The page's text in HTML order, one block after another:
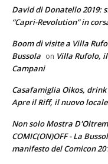
David di Donatello 2019:
“Capri-Revolution” in
Boom di visite a Villa
Bussola on Villa Rufolo,
Campani
Casafamiglia Oikos,
Apre il Riff, il nuovo
Non solo Mostra
COMIC(ON)OFF - La
manifesto del Comicon